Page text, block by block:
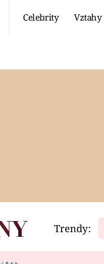
Celebrity Vztahy
Video
Trendy: